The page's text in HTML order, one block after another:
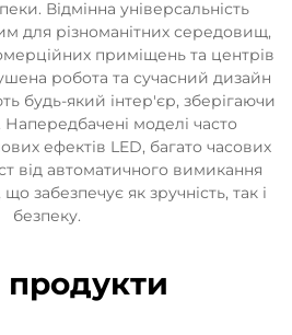
Відмінна універсальність
для різноманітних середовищ,
приміщень та центрів
робота та сучасний дизайн
будь-який інтер'єр, зберігаючи
Напередбачені моделі часто
ефектів LED, багато часових
від автоматичного вимикання
забезпечує як зручність, так і
безпеку.
продукти